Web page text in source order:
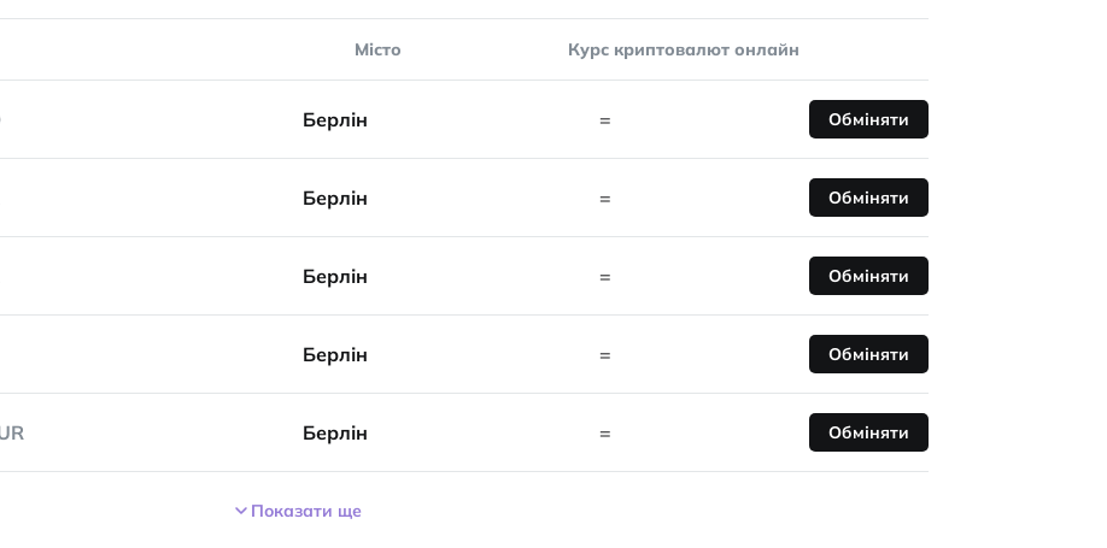
Місто Курс криптовалют онлайн
Берлін = Обміняти
Берлін = Обміняти
Берлін = Обміняти
Берлін = Обміняти
Берлін = Обміняти
Показати ще